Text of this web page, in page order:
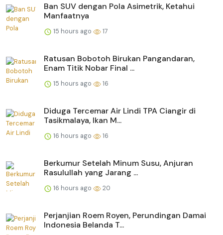
Ban SUV dengan Pola Asimetrik, Ketahui
Manfaatnya
15 hours ago 17
Ratusan Bobotoh Birukan Pangandaran,
Enam Titik Nobar Final ...
15 hours ago 16
Diduga Tercemar Air Lindi TPA Ciangir di
Tasikmalaya, Ikan M...
16 hours ago 16
Berkumur Setelah Minum Susu, Anjuran
Rasulullah yang Jarang ...
16 hours ago 20
Perjanjian Roem Royen, Perundingan Damai
Indonesia Belanda T...